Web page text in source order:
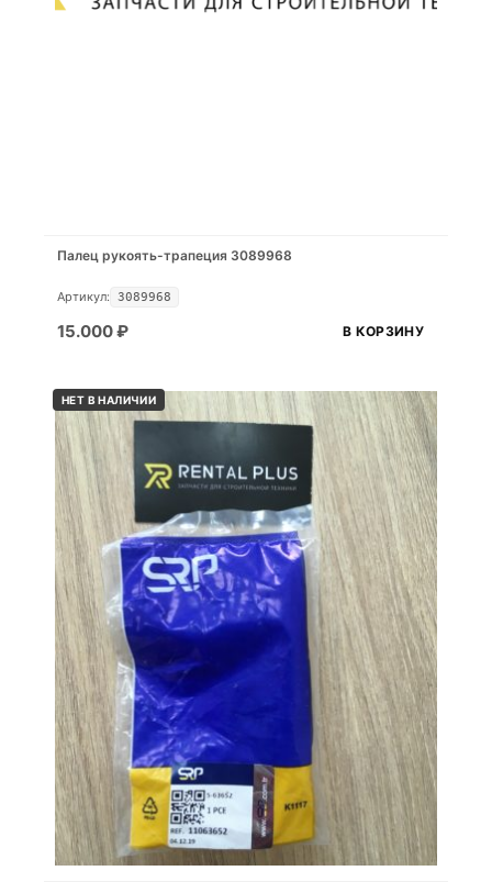
Палец рукоять-трапеция 3089968
Артикул: 3089968
15.000₽ В КОРЗИНУ
НЕТ В НАЛИЧИИ